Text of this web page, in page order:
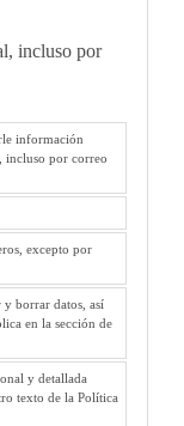
incluso por
información
incluso por correo
excepto por
y borrar datos, así
en la sección de
y detallada
texto de la Política